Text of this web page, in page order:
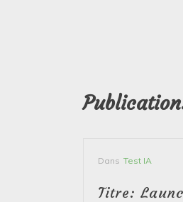
Dans Test IA
Titre: